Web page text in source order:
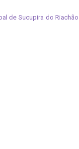
de Sucupira do Riachão